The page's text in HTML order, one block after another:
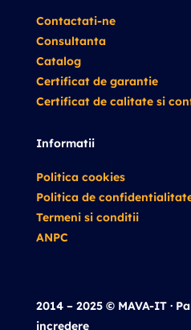
Contactati-ne
Consultanta
Catalog
Certificat de garantie
Certificat de calitate si
Informatii
Politica cookies
Politica de
Termeni si conditii
ANPC
2014 – 2025 © MAVA-IT ·
incredere